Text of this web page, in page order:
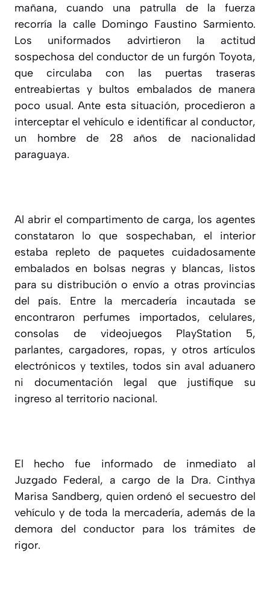
mañana, cuando una patrulla de la fuerza
recorría la calle Domingo Faustino Sarmiento.
Los uniformados advirtieron la actitud
sospechosa del conductor de un furgón Toyota,
que circulaba con las puertas traseras
entreabiertas y bultos embalados de manera
poco usual. Ante esta situación, procedieron a
interceptar el vehículo e identificar al conductor,
un hombre de 28 años de nacionalidad
paraguaya.
Al abrir el compartimento de carga, los agentes
constataron lo que sospechaban, el interior
estaba repleto de paquetes cuidadosamente
embalados en bolsas negras y blancas, listos
para su distribución o envío a otras provincias
del país. Entre la mercadería incautada se
encontraron perfumes importados, celulares,
consolas de videojuegos PlayStation 5,
parlantes, cargadores, ropas, y otros artículos
electrónicos y textiles, todos sin aval aduanero
ni documentación legal que justifique su
ingreso al territorio nacional.
El hecho fue informado de inmediato al
Juzgado Federal, a cargo de la Dra. Cinthya
Marisa Sandberg, quien ordenó el secuestro del
vehículo y de toda la mercadería, además de la
demora del conductor para los trámites de
rigor.